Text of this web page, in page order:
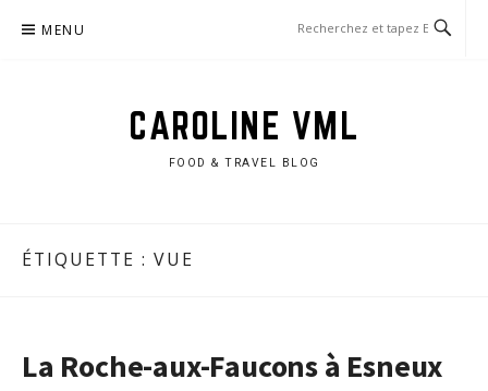
MENU
CAROLINE VML
FOOD & TRAVEL BLOG
ÉTIQUETTE : VUE
La Roche-aux-Faucons à Esneux